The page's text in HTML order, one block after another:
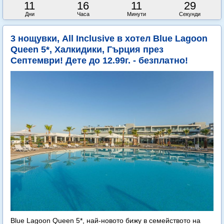
11
Дни
16
Часа
11
Минути
28
Секунди
3 нощувки, All Inclusive в хотел Blue Lagoon
Queen 5*, Халкидики, Гърция през
Септември! Дете до 12.99г. - безплатно!
Blue Lagoon Queen 5*, най-новото бижу в семейството на